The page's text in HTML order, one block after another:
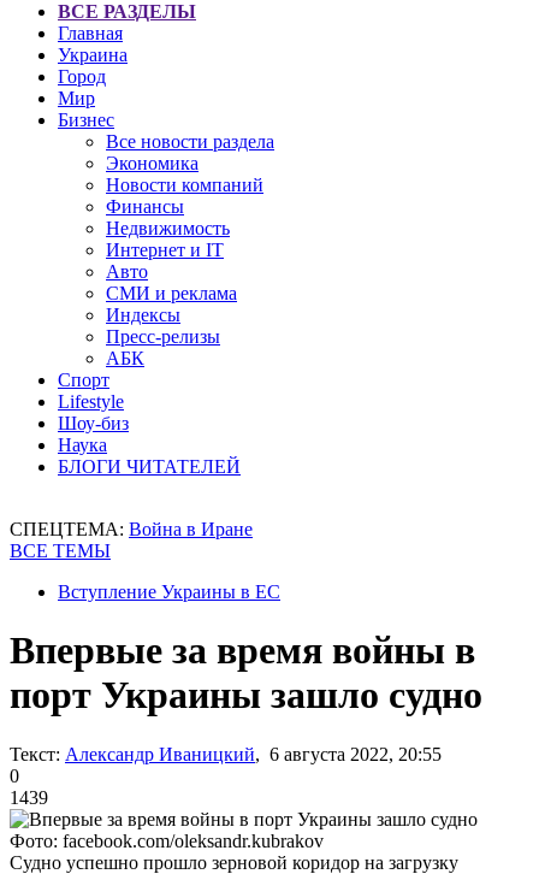
ВСЕ РАЗДЕЛЫ
Главная
Украина
Город
Мир
Бизнес
Все новости раздела
Экономика
Новости компаний
Финансы
Недвижимость
Интернет и IT
Авто
СМИ и реклама
Индексы
Пресс-релизы
АБК
Спорт
Lifestyle
Шоу-биз
Наука
БЛОГИ ЧИТАТЕЛЕЙ
СПЕЦТЕМА: Война в Иране
ВСЕ ТЕМЫ
Вступление Украины в ЕС
Впервые за время войны в
порт Украины зашло судно
Текст: Александр Иваницкий, 6 августа 2022, 20:55
0
1439
Фото: facebook.com/oleksandr.kubrakov
Судно успешно прошло зерновой коридор на загрузку